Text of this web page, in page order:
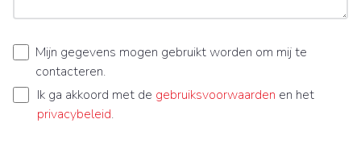
Mijn gegevens mogen gebruikt worden om mij te
contacteren.
Ik ga akkoord met de gebruiksvoorwaarden en het
privacybeleid.